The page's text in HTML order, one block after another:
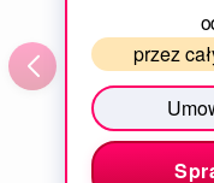
przez